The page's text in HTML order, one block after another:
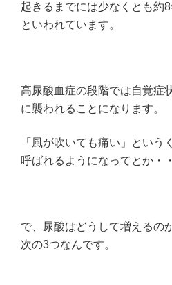
起きるまでには少なくとも約
といわれています。
高尿酸血症の段階では自覚症
に襲われることになります。
「風が吹いても痛い」という
呼ばれるようになってとか・
で、尿酸はどうして増えるの
次の3つなんです。